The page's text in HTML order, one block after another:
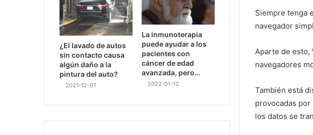
Siempre tenga
navegador
Aparte de esto,
navegadores
También está
provocadas
los datos se
¿El lavado de autos
sin contacto causa
algún daño a la
pintura del auto?
2021-12-07
La inmunoterapia
puede ayudar a los
pacientes con
cáncer de edad
avanzada, pero…
2022-01-12